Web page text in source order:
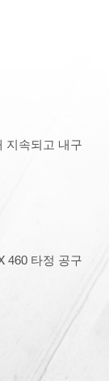
지속되고 내구
460 타정 공구